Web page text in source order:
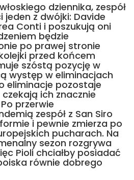
dziennika, zespół
jeden z dwójki: Davide
Conti i poszukują oni
będzie
po prawej stronie
przed końcem
szóstą pozycję w
występ w eliminacjach
eliminacje pozostaje
ich znacznie
przerwie
zespół z San Siro
i pewnie zmierza po
pucharach. Na
sezon rozgrywa
Pioli chciałby posiadać
równie dobrego